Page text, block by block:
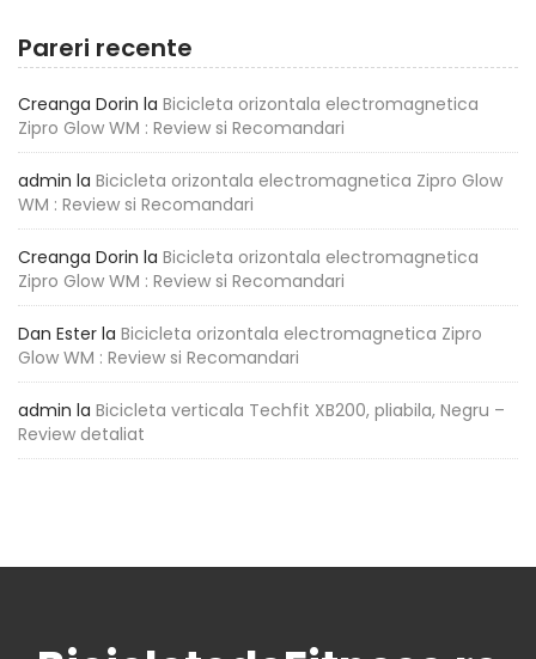
Pareri recente
Creanga Dorin la Bicicleta orizontala electromagnetica
Zipro Glow WM : Review si Recomandari
admin la Bicicleta orizontala electromagnetica Zipro Glow
WM : Review si Recomandari
Creanga Dorin la Bicicleta orizontala electromagnetica
Zipro Glow WM : Review si Recomandari
Dan Ester la Bicicleta orizontala electromagnetica Zipro
Glow WM : Review si Recomandari
admin la Bicicleta verticala Techfit XB200, pliabila, Negru –
Review detaliat